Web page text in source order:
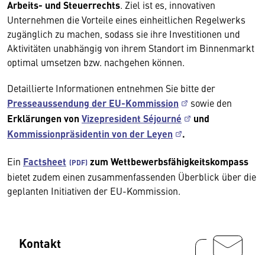
Arbeits- und Steuerrechts. Ziel ist es, innovativen
Unternehmen die Vorteile eines einheitlichen Regelwerks
zugänglich zu machen, sodass sie ihre Investitionen und
Aktivitäten unabhängig von ihrem Standort im Binnenmarkt
optimal umsetzen bzw. nachgehen können.
Detaillierte Informationen entnehmen Sie bitte der
Presseaussendung der EU-Kommission sowie den
Erklärungen von Vizepresident Séjourné
und
Kommissionpräsidentin von der Leyen
.
Ein Factsheet zum Wettbewerbsfähigkeitskompass
bietet zudem einen zusammenfassenden Überblick über die
geplanten Initiativen der EU-Kommission.
Kontakt